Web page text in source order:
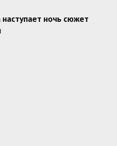
наступает ночь сюжет